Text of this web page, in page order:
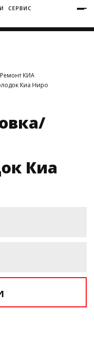
СЕРВИС
Ремонт КИА
Киа Ниро
Киа